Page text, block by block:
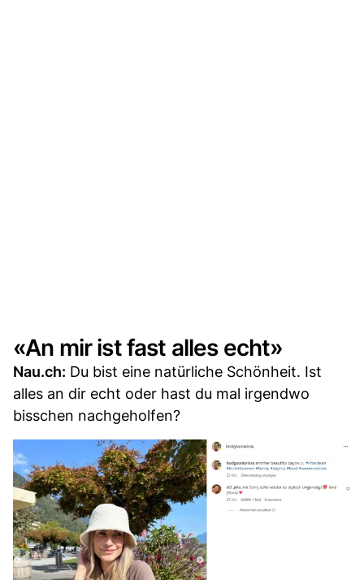
«An mir ist fast alles echt»
Nau.ch: Du bist eine natürliche Schönheit. Ist
alles an dir echt oder hast du mal irgendwo
bisschen nachgeholfen?